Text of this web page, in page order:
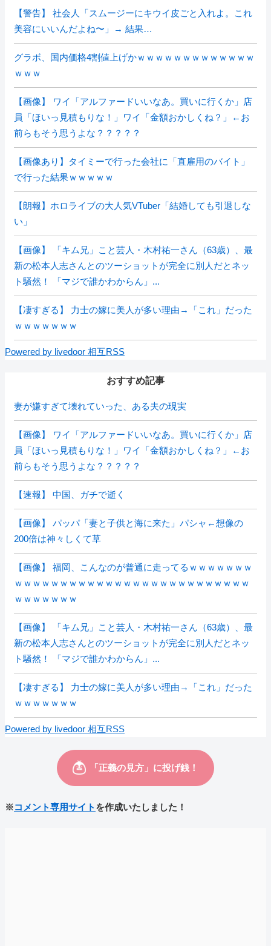
【警告】 社会人「スムージーにキウイ皮ごと入れよ。これ
美容にいいんだよね〜」→ 結果…
グラボ、国内価格4割値上げかｗｗｗｗｗｗｗｗｗｗｗｗｗ
ｗｗｗ
【画像】 ワイ「アルファードいいなあ。買いに行くか」店
員「ほいっ見積もりな！」ワイ「金額おかしくね？」←お
前らもそう思うよな？？？？？
【画像あり】タイミーで行った会社に「直雇用のバイト」
で行った結果ｗｗｗｗｗ
【朗報】ホロライブの大人気VTuber「結婚しても引退しな
い」
【画像】 「キム兄」こと芸人・木村祐一さん（63歳）、最
新の松本人志さんとのツーショットが完全に別人だとネッ
ト騒然！ 「マジで誰かわからん」...
【凄すぎる】 力士の嫁に美人が多い理由→「これ」だった
ｗｗｗｗｗｗｗ
Powered by livedoor 相互RSS
おすすめ記事
妻が嫌すぎて壊れていった、ある夫の現実
【画像】 ワイ「アルファードいいなあ。買いに行くか」店
員「ほいっ見積もりな！」ワイ「金額おかしくね？」←お
前らもそう思うよな？？？？？
【速報】 中国、ガチで逝く
【画像】 パッパ「妻と子供と海に来た」パシャ←想像の
200倍は神々しくて草
【画像】 福岡、こんなのが普通に走ってるｗｗｗｗｗｗｗ
ｗｗｗｗｗｗｗｗｗｗｗｗｗｗｗｗｗｗｗｗｗｗｗｗｗｗ
ｗｗｗｗｗｗｗ
【画像】 「キム兄」こと芸人・木村祐一さん（63歳）、最
新の松本人志さんとのツーショットが完全に別人だとネッ
ト騒然！ 「マジで誰かわからん」...
【凄すぎる】 力士の嫁に美人が多い理由→「これ」だった
ｗｗｗｗｗｗｗ
Powered by livedoor 相互RSS
※コメント専用サイト を作成いたしました！